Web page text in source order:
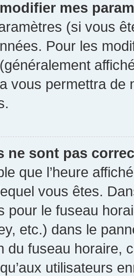
mes
(si vous
Pour les
vous permettra de
ne sont pas
que l’heure
vous êtes.
pour le fuseau
etc.) dans le
du fuseau horaire,
utilisateurs